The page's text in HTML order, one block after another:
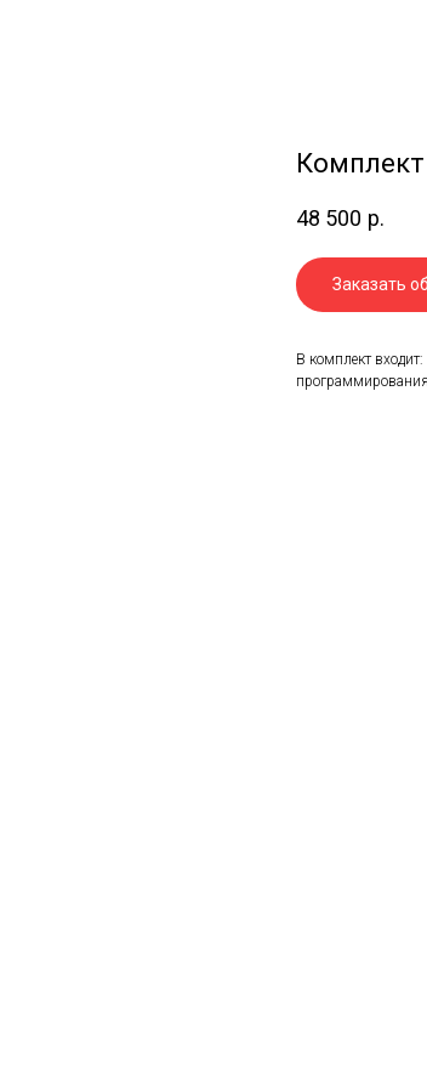
Комплект
48 500 р.
Заказать
В комплект